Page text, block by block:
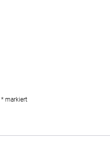
* markiert